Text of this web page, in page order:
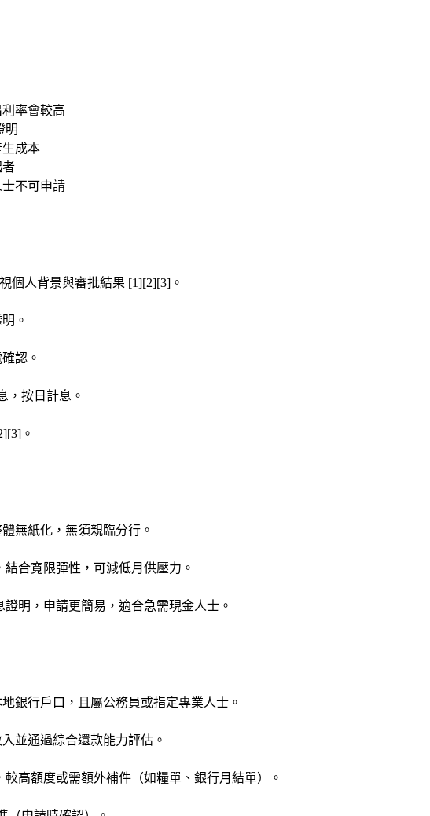
率會較高
明
成本
者
不可申請
個人背景與審批結果 [1][2][3]。
。
認。
，按日計息。
。
無紙化，無須親臨分行。
合寬限彈性，可減低月供壓力。
明，申請更簡易，適合急需現金人士。
銀行戶口，且屬公務員或指定專業人士。
並通過綜合還款能力評估。
高額度或需額外補件（如糧單、銀行月結單）。